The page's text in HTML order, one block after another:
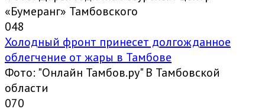
«Бумеранг» Тамбовского
048
Холодный фронт принесет долгожданное
облегчение от жары в Тамбове
Фото: "Онлайн Тамбов.ру" В Тамбовской
области
070